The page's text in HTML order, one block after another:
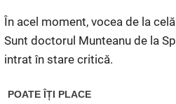
În acel moment, vocea de la
Sunt doctorul Munteanu de la
intrat în stare critică.